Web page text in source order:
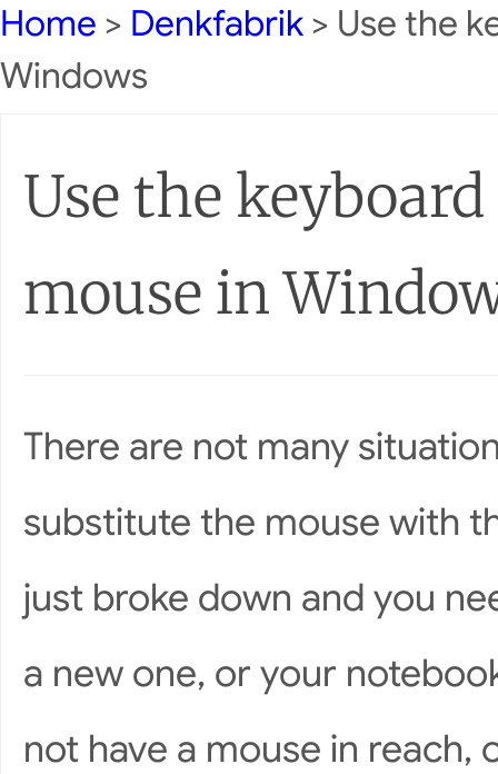
Home > Denkfabrik > Use the
Windows
Use the
mouse in
There are not many
substitute the mouse with
just broke down and you
a new one, or your
not have a mouse in